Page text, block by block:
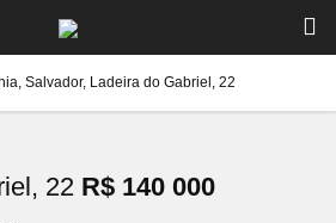
Salvador, Ladeira do Gabriel, 22
22 R$ 140 000